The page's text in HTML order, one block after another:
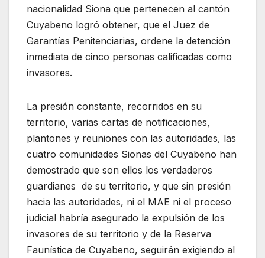
nacionalidad Siona que pertenecen al cantón
Cuyabeno logró obtener, que el Juez de
Garantías Penitenciarias, ordene la detención
inmediata de cinco personas calificadas como
invasores.
La presión constante, recorridos en su
territorio, varias cartas de notificaciones,
plantones y reuniones con las autoridades, las
cuatro comunidades Sionas del Cuyabeno han
demostrado que son ellos los verdaderos
guardianes de su territorio, y que sin presión
hacia las autoridades, ni el MAE ni el proceso
judicial habría asegurado la expulsión de los
invasores de su territorio y de la Reserva
Faunística de Cuyabeno, seguirán exigiendo al